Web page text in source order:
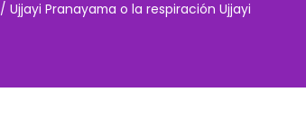
/ Ujjayi Pranayama o la respiración Ujjayi